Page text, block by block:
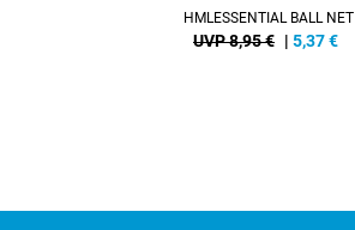
HMLESSENTIAL BALL NET
UVP 8,95 € | 5,37€